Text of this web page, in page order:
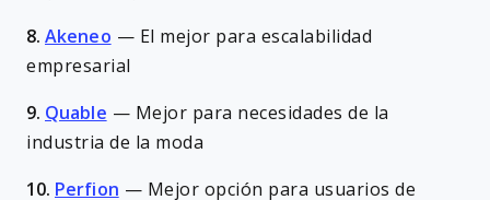
8. Akeneo — El mejor para escalabilidad
empresarial
9. Quable — Mejor para necesidades de la
industria de la moda
10. Perfion — Mejor opción para usuarios de